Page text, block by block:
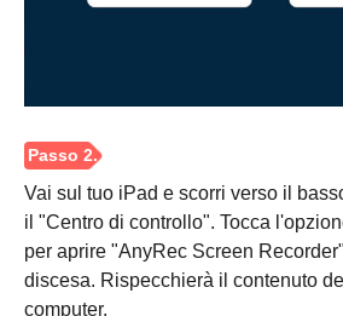
Vai sul tuo iPad e scorri verso il
il "Centro di controllo". Tocca
per aprire "AnyRec Screen
discesa. Rispecchierà il contenuto
computer.